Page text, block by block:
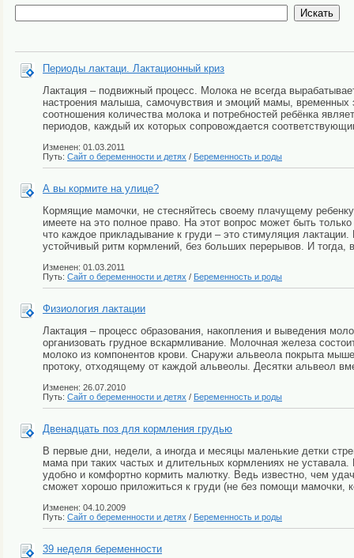
Периоды лактаци. Лактационный криз
Лактация – подвижный процесс. Молока не всегда
настроения малыша, самочувствия и эмоций мамы,
соотношения количества молока и потребностей ребёнка
периодов, каждый их которых сопровождается
Изменен: 01.03.2011
Путь: Сайт о беременности и детях / Беременность и роды
А вы кормите на улице?
Кормящие мамочки, не стесняйтесь своему плачущему
имеете на это полное право. На этот вопрос может быть
что каждое прикладывание к груди – это стимуляция
устойчивый ритм кормлений, без больших перерывов. И тогда,
Изменен: 01.03.2011
Путь: Сайт о беременности и детях / Беременность и роды
Физиология лактации
Лактация – процесс образования, накопления и выведения
организовать грудное вскармливание. Молочная железа
молоко из компонентов крови. Снаружи альвеола покрыта
протоку, отходящему от каждой альвеолы. Десятки альвеол
Изменен: 26.07.2010
Путь: Сайт о беременности и детях / Беременность и роды
Двенадцать поз для кормления грудью
В первые дни, недели, а иногда и месяцы маленькие детки
мама при таких частых и длительных кормлениях не
удобно и комфортно кормить малютку. Ведь известно, чем
сможет хорошо приложиться к груди (не без помощи мамочки,
Изменен: 04.10.2009
Путь: Сайт о беременности и детях / Беременность и роды
39 неделя беременности